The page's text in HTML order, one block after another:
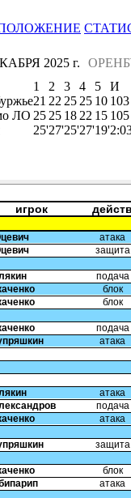
2025 г.
1 2 3 4 5
И
21 22 25 25 10 103
ЛО 25 25 18 22 15 105
25'27'25'27'19'
игрок
атака
защита
подача
блок
блок
подача
атака
атака
подача
атака
защита
блок
атака